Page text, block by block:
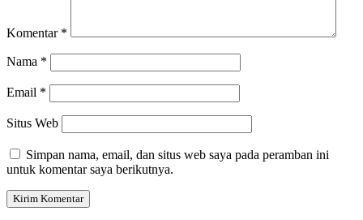
Komentar *
Nama *
Email *
Situs Web
Simpan nama, email, dan situs web saya pada peramban ini
untuk komentar saya berikutnya.